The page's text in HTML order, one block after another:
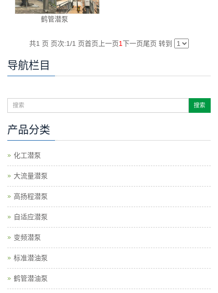
鹤管潜泵
共1 页 页次:1/1 页首页 上一页1下一页尾页 转到
导航栏目
产品分类
化工潜泵
大流量潜泵
高扬程潜泵
自适应潜泵
变频潜泵
标准潜油泵
鹤管潜油泵